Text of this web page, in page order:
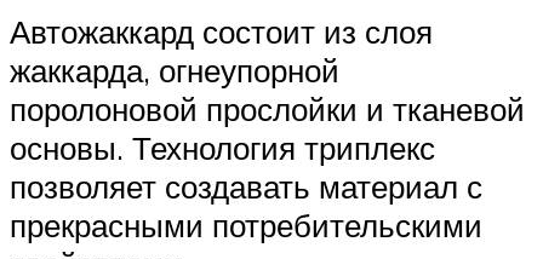
Автожаккард состоит из слоя
жаккарда, огнеупорной
поролоновой прослойки и тканевой
основы. Технология триплекс
позволяет создавать материал с
прекрасными потребительскими